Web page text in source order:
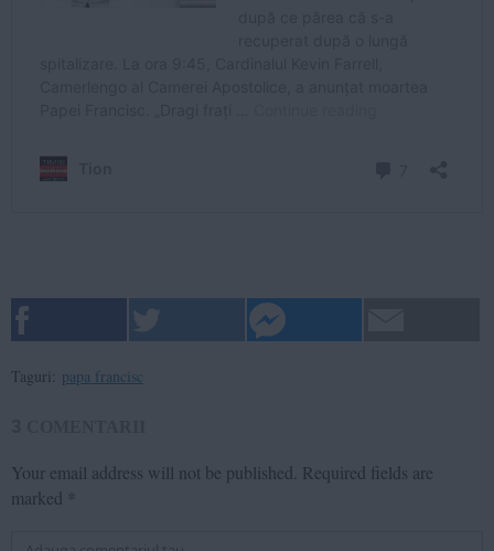
Taguri: papa francisc
Your email address will not be published. Required fields are
marked *